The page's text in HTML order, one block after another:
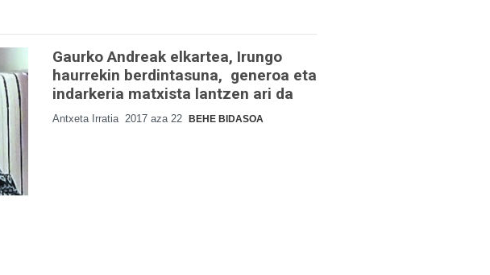
Gaurko Andreak elkartea, Irungo
haurrekin berdintasuna, generoa eta
indarkeria matxista lantzen ari da
Antxeta Irratia 2017 aza 22 BEHE BIDASOA